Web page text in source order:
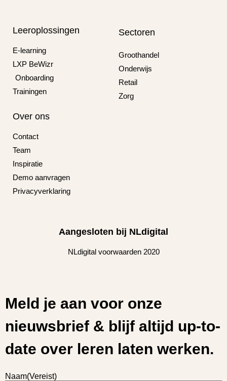
Leeroplossingen
E-learning
LXP BeWizr
Onboarding
Trainingen
Sectoren
Groothandel
Onderwijs
Retail
Zorg
Over ons
Contact
Team
Inspiratie
Demo aanvragen
Privacyverklaring
Aangesloten bij NLdigital
NLdigital voorwaarden 2020
Meld je aan voor onze
nieuwsbrief & blijf altijd up-to-
date over leren laten werken.
Naam(Vereist)